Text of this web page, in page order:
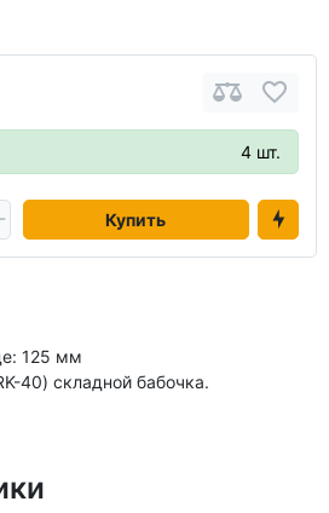
4 шт.
Купить
125 мм
40) складной бабочка.